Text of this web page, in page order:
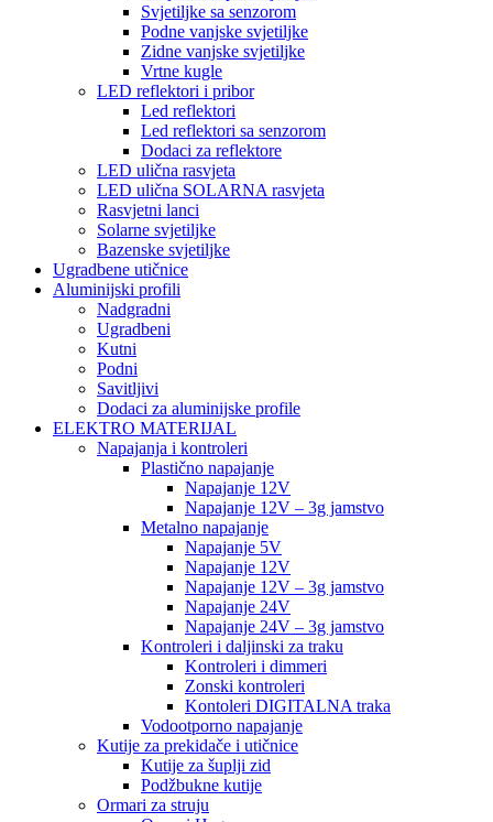
Svjetiljke sa senzorom
Podne vanjske svjetiljke
Zidne vanjske svjetiljke
Vrtne kugle
LED reflektori i pribor
Led reflektori
Led reflektori sa senzorom
Dodaci za reflektore
LED ulična rasvjeta
LED ulična SOLARNA rasvjeta
Rasvjetni lanci
Solarne svjetiljke
Bazenske svjetiljke
Ugradbene utičnice
Aluminijski profili
Nadgradni
Ugradbeni
Kutni
Podni
Savitljivi
Dodaci za aluminijske profile
ELEKTRO MATERIJAL
Napajanja i kontroleri
Plastično napajanje
Napajanje 12V
Napajanje 12V – 3g jamstvo
Metalno napajanje
Napajanje 5V
Napajanje 12V
Napajanje 12V – 3g jamstvo
Napajanje 24V
Napajanje 24V – 3g jamstvo
Kontroleri i daljinski za traku
Kontroleri i dimmeri
Zonski kontroleri
Kontoleri DIGITALNA traka
Vodootporno napajanje
Kutije za prekidače i utičnice
Kutije za šuplji zid
Podžbukne kutije
Ormari za struju